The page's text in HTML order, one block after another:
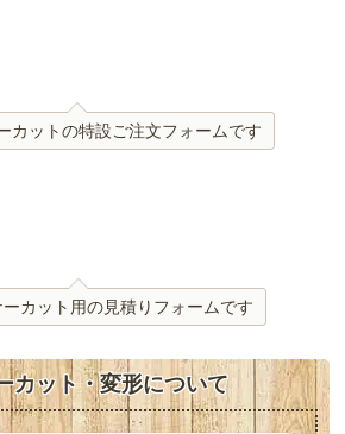
カットの特設ご注文フォームです
カット用の見積りフォームです
カット・変形について